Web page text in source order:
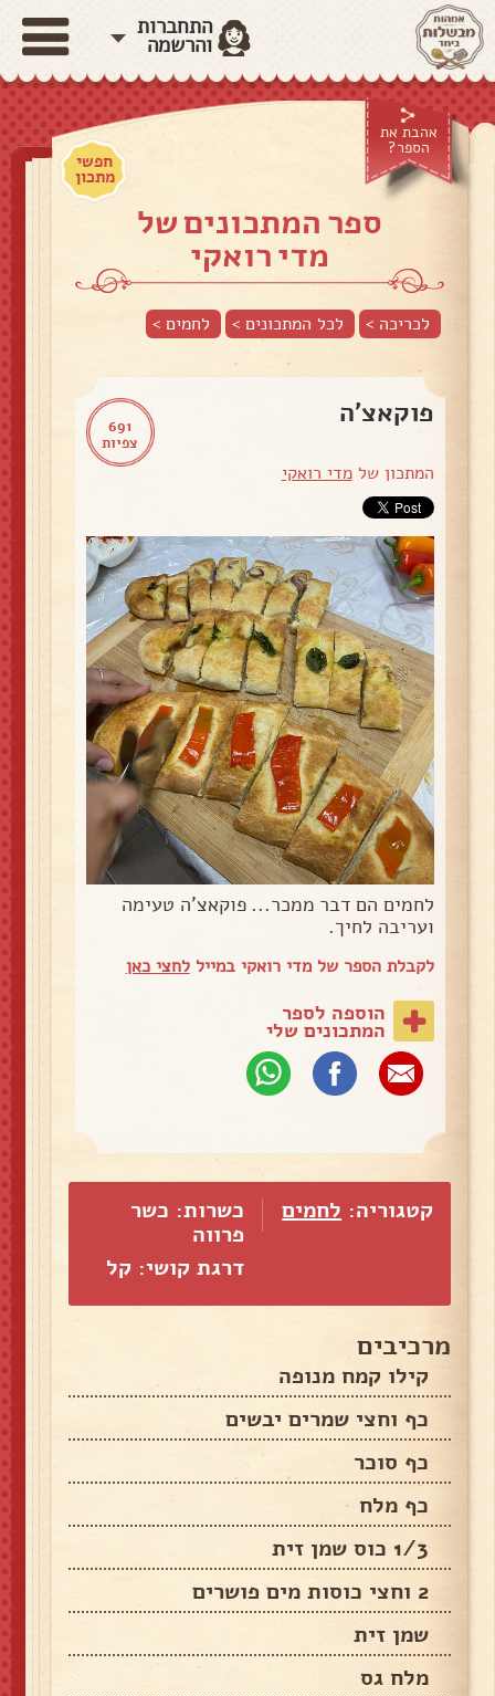
התחברות
והרשמה
אהבת את
הספר?
חפשי
מתכון
ספר המתכונים של
מדי רואקי
לכריכה > לכל המתכונים > לחמים>
691
צפיות
פוקאצ'ה
המתכון שלמדי רואקי
לחמים הם דבר ממכר... פוקאצ'ה טעימה
ועריבה לחיך.
לקבלת הספר של מדי רואקי במייללחצי כאן
הוספה לספר
המתכונים שלי
קטגוריה: לחמים
כשרות: כשר
פרווה
דרגת קושי: קל
מרכיבים
קילו קמח מנופה
כף וחצי שמרים יבשים
כף סוכר
כף מלח
1/3 כוס שמן זית
2 וחצי כוסות מים פושרים
שמן זית
מלח גס